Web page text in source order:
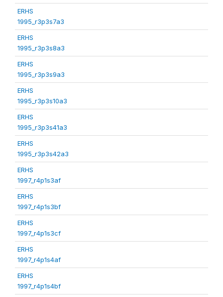
ERHS
1995_r3p3s7a3
ERHS
1995_r3p3s8a3
ERHS
1995_r3p3s9a3
ERHS
1995_r3p3s10a3
ERHS
1995_r3p3s41a3
ERHS
1995_r3p3s42a3
ERHS
1997_r4p1s3af
ERHS
1997_r4p1s3bf
ERHS
1997_r4p1s3cf
ERHS
1997_r4p1s4af
ERHS
1997_r4p1s4bf